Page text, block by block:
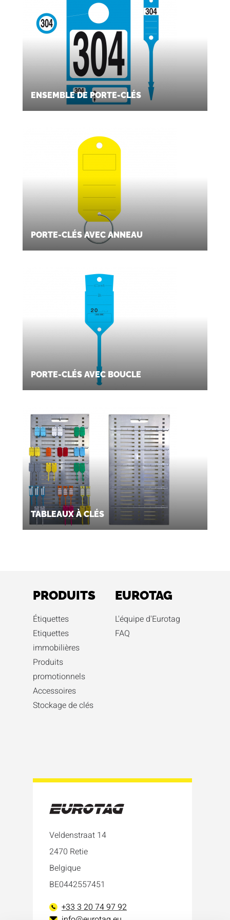
texte pour identifier parfaitement chaque clé.
ENSEMBLE DE PORTE-CLÉS
PORTE-CLÉS AVEC ANNEAU
PORTE-CLÉS AVEC BOUCLE
TABLEAUX À CLÉS
PRODUITS
Étiquettes
Etiquettes
immobilières
Produits
promotionnels
Accessoires
Stockage de clés
EUROTAG
L'équipe d'Eurotag
FAQ
Veldenstraat 14
2470 Retie
Belgique
BE0442557451
+33 3 20 74 97 92